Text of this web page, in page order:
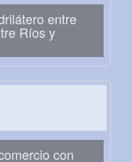
entre
Ríos y
con